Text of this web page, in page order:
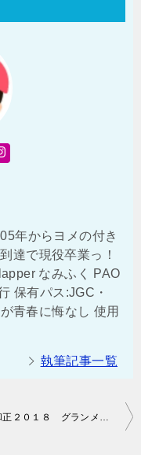
年からヨメの付き
達で現役卒業っ！
なみふく PAO
保有パス:JGC・
青春に悔なし 使用
執筆記事一覧
小田和正２０１８ グランメッセ熊本へクルマで参戦の皆さんへ